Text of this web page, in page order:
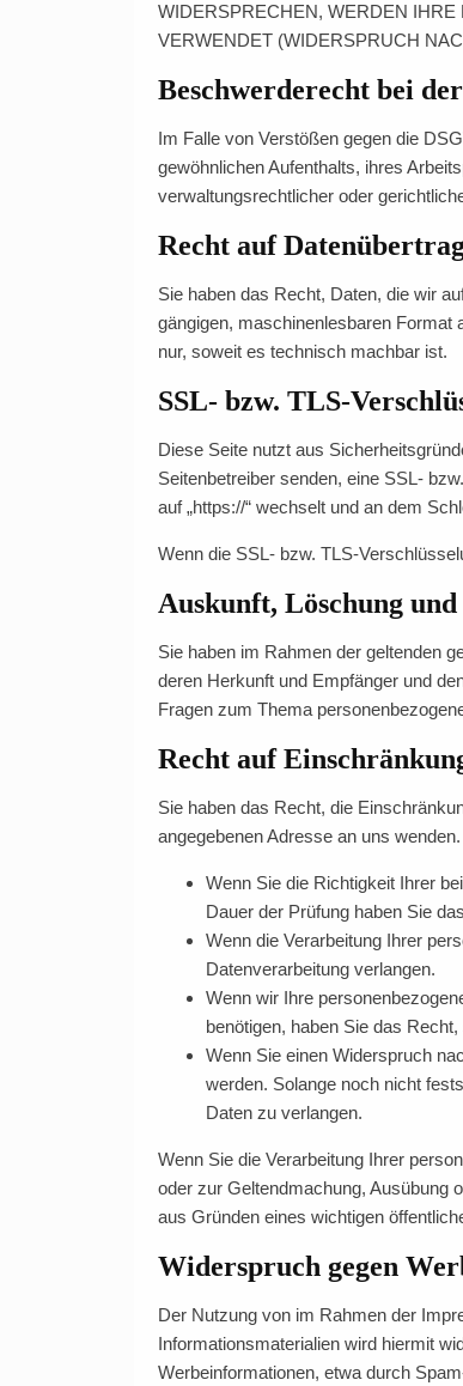
WIDERSPRECHEN, WERDEN
VERWENDET (WIDERSPRUCH
Beschwerderecht bei
Im Falle von Verstößen gegen die
gewöhnlichen Aufenthalts, ihres
verwaltungsrechtlicher oder
Recht auf
Sie haben das Recht, Daten, die wir
gängigen, maschinenlesbaren Format
nur, soweit es technisch machbar ist.
SSL- bzw. TLS-
Diese Seite nutzt aus
Seitenbetreiber senden, eine SSL-
auf „https://“ wechselt und an dem
Wenn die SSL- bzw. TLS-
Auskunft, Löschung
Sie haben im Rahmen der geltenden
deren Herkunft und Empfänger und
Fragen zum Thema
Recht auf
Sie haben das Recht, die
angegebenen Adresse an uns
Wenn Sie die Richtigkeit Ihrer
Dauer der Prüfung haben Sie
Wenn die Verarbeitung Ihrer
Datenverarbeitung verlangen.
Wenn wir Ihre
benötigen, haben Sie das
Wenn Sie einen Widerspruch
werden. Solange noch nicht
Daten zu verlangen.
Wenn Sie die Verarbeitung Ihrer
oder zur Geltendmachung, Ausübung
aus Gründen eines wichtigen
Widerspruch gegen
Der Nutzung von im Rahmen der
Informationsmaterialien wird hiermit
Werbeinformationen, etwa durch